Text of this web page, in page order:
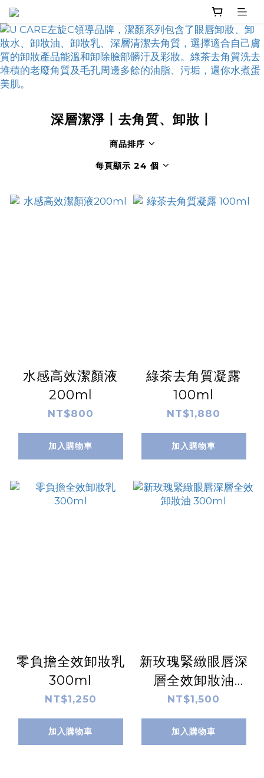
深層潔淨丨去角質、卸妝丨
商品排序
每頁顯示 24 個
水感高效潔顏液
200ml
NT$800
加入購物車
綠茶去角質凝露
100ml
NT$1,880
加入購物車
零負擔全效卸妝乳
300ml
NT$1,250
加入購物車
新玫瑰緊緻眼唇深
層全效卸妝油
300ml
NT$1,500
加入購物車